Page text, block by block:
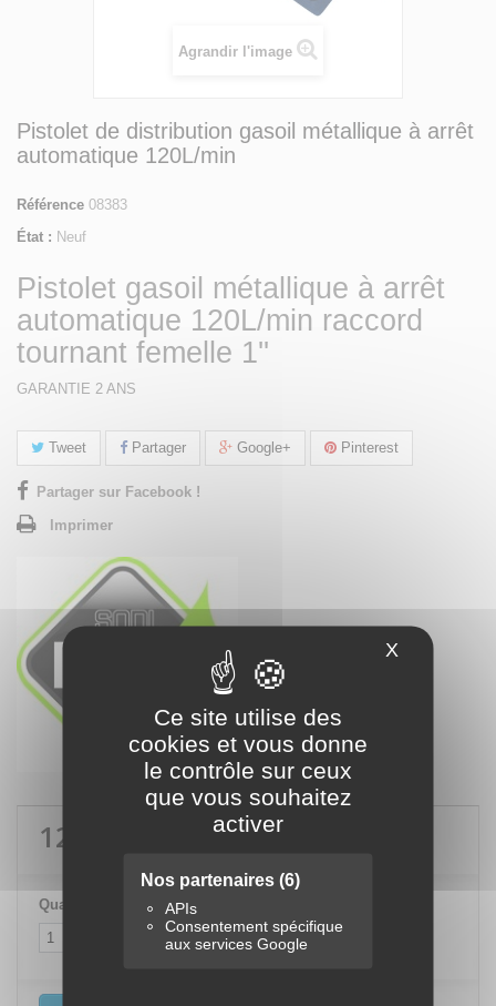
Ce site utilise des
cookies et vous donne
le contrôle sur ceux
que vous souhaitez
activer
Nos partenaires (6)
APIs
Consentement spécifique
aux services Google
X Masquer
Agrandir l'image
Pistolet de distribution gasoil métallique à arrêt
automatique 120L/min
Référence 08383
État : Neuf
Pistolet gasoil métallique à arrêt
automatique 120L/min raccord
tournant femelle 1''
GARANTIE 2 ANS
Tweet Partager Google+ Pinterest
Partager sur Facebook !
Imprimer
120,12 € TTC
Quantité